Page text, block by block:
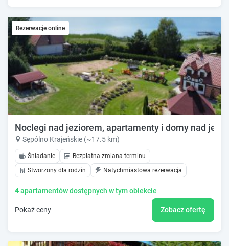
Rezerwacje online
Noclegi nad jeziorem, apartamenty i domy nad
Sępólno Krajeńskie (~17.5 km)
Śniadanie
Bezpłatna zmiana terminu
Stworzony dla rodzin
Natychmiastowa rezerwacja
4apartamentów dostępnych w tym obiekcie
Pokaż ceny Zobacz ofertę